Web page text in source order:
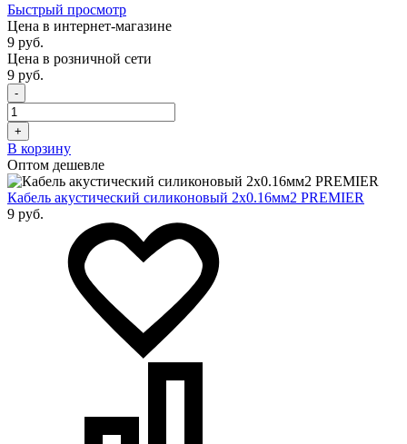
Быстрый просмотр
Цена в интернет-магазине
9 руб.
Цена в розничной сети
9 руб.
-
+
В корзину
Оптом дешевле
Кабель акустический силиконовый 2х0.16мм2 PREMIER
9 руб.